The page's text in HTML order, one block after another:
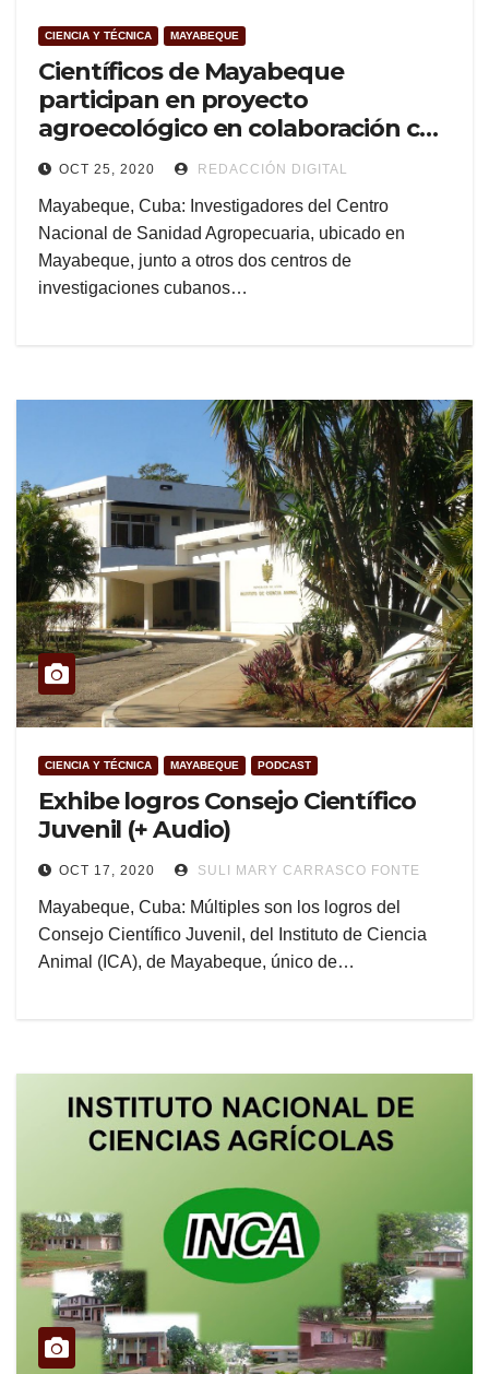
CIENCIA Y TÉCNICA MAYABEQUE
Científicos de Mayabeque
participan en proyecto
agroecológico en colaboración con
Francia
OCT 25, 2020 REDACCIÓN DIGITAL
Mayabeque, Cuba: Investigadores del Centro
Nacional de Sanidad Agropecuaria, ubicado en
Mayabeque, junto a otros dos centros de
investigaciones cubanos…
CIENCIA Y TÉCNICA MAYABEQUE PODCAST
Exhibe logros Consejo Científico
Juvenil (+ Audio)
OCT 17, 2020 SULI MARY CARRASCO FONTE
Mayabeque, Cuba: Múltiples son los logros del
Consejo Científico Juvenil, del Instituto de Ciencia
Animal (ICA), de Mayabeque, único de…